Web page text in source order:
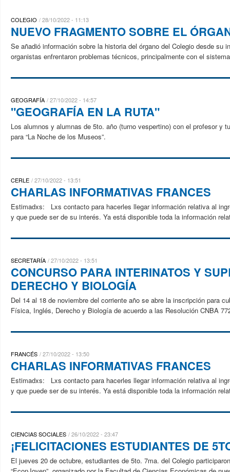
COLEGIO 28/10/2022 - 11:13
NUEVO FRAGMENTO SOBRE EL
Se añadió información sobre la historia del órgano del Colegio desde
organistas enfrentaron problemas técnicos, principalmente con el
GEOGRAFÍA 27/10/2022 - 14:57
"GEOGRAFÍA EN LA RUTA"
Los alumnos y alumnas de 5to. año (turno vespertino) con el profesor y
para “La Noche de los Museos”.
CERLE 27/10/2022 - 13:51
CHARLAS INFORMATIVAS FRANCES
Estimadxs: Lxs contacto para hacerles llegar información relativa al
y que puede ser de su interés. Ya está disponible toda la información
SECRETARÍA 27/10/2022 - 13:51
CONCURSO PARA INTERINATOS Y
DERECHO Y BIOLOGÍA
Del 14 al 18 de noviembre del corriente año se abre la inscripción para
Física, Inglés, Derecho y Biología de acuerdo a las Resolución CNBA
FRANCÉS 27/10/2022 - 13:50
CHARLAS INFORMATIVAS FRANCES
Estimadxs: Lxs contacto para hacerles llegar información relativa al
y que puede ser de su interés. Ya está disponible toda la información
CIENCIAS SOCIALES 26/10/2022 - 23:47
¡FELICITACIONES ESTUDIANTES DE
El jueves 20 de octubre, estudiantes de 5to. 7ma. del Colegio